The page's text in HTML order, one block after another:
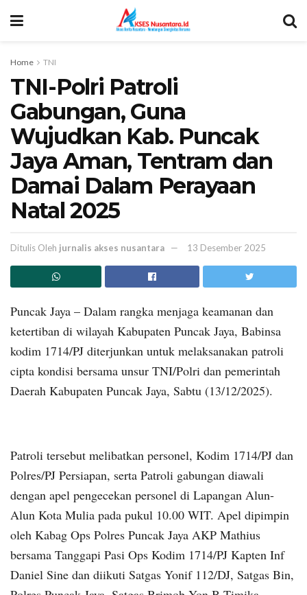
Home TNI
TNI-Polri Patroli
Gabungan, Guna
Wujudkan Kab. Puncak
Jaya Aman, Tentram dan
Damai Dalam Perayaan
Natal 2025
Ditulis Oleh jurnalis akses nusantara 13 Desember 2025
Puncak Jaya – Dalam rangka menjaga keamanan dan
ketertiban di wilayah Kabupaten Puncak Jaya, Babinsa
kodim 1714/PJ diterjunkan untuk melaksanakan patroli
cipta kondisi bersama unsur TNI/Polri dan pemerintah
Daerah Kabupaten Puncak Jaya, Sabtu (13/12/2025).
Patroli tersebut melibatkan personel, Kodim 1714/PJ dan
Polres/PJ Persiapan, serta Patroli gabungan diawali
dengan apel pengecekan personel di Lapangan Alun-
Alun Kota Mulia pada pukul 10.00 WIT. Apel dipimpin
oleh Kabag Ops Polres Puncak Jaya AKP Mathius
bersama Tanggapi Pasi Ops Kodim 1714/PJ Kapten Inf
Daniel Sine dan diikuti Satgas Yonif 112/DJ, Satgas Bin,